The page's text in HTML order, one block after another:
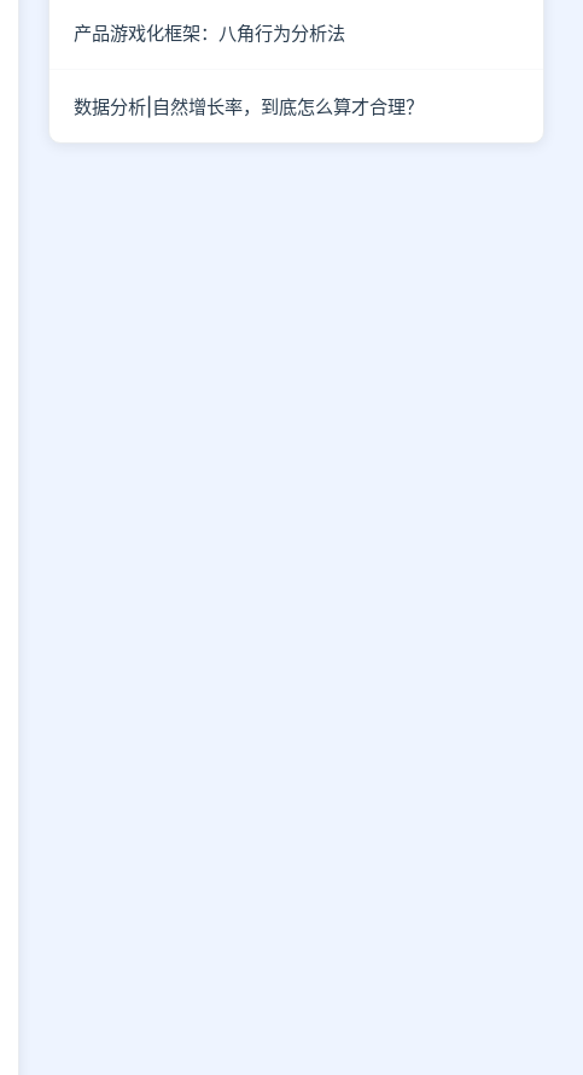
产品游戏化框架：八角行为分析法
数据分析|自然增长率，到底怎么算才合理？